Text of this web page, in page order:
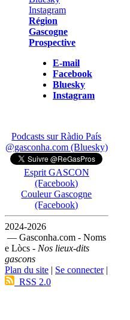
Région
Gascogne
Prospective
E-mail
Facebook
Bluesky
Instagram
Podcasts sur Ràdio País
@gasconha.com (Bluesky)
Esprit GASCON
(Facebook)
Couleur Gascogne
(Facebook)
2024-2026
— Gasconha.com - Noms
e Lòcs - Nos lieux-dits
gascons
Plan du site | Se connecter|
RSS 2.0